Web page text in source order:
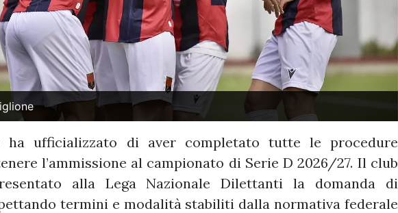
ha ufficializzato di aver completato tutte le procedure
l’ammissione al campionato di Serie D 2026/27. Il club
alla Lega Nazionale Dilettanti la domanda di
termini e modalità stabiliti dalla normativa federale